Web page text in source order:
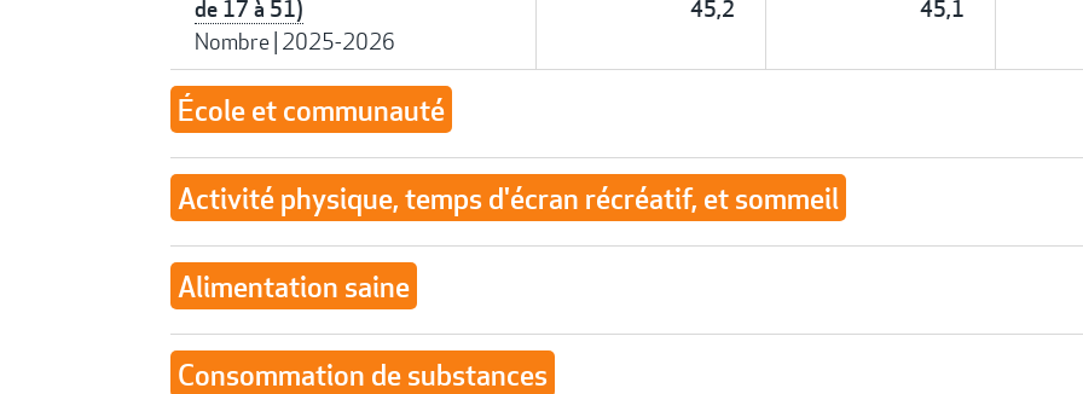
de 17 à 51)
Nombre| 2025-2026
45,2 45,1
École et communauté
Activité physique, temps d'écran récréatif, et sommeil
Alimentation saine
Consommation de substances